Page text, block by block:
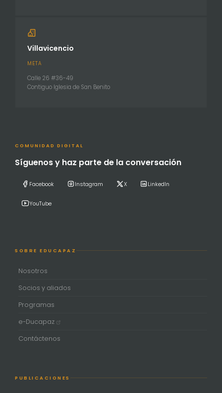
Villavicencio
META
Calle 26 #36-49
Contiguo Iglesia de San Benito
COMUNIDAD DIGITAL
Síguenos y haz parte de la conversación
Facebook Instagram X LinkedIn
YouTube
SOBRE EDUCAPAZ
Nosotros
Socios y aliados
Programas
e-Ducapaz
Contáctenos
PUBLICACIONES